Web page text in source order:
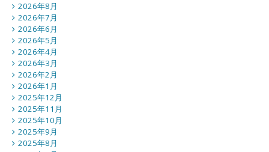
2026年8月
2026年7月
2026年6月
2026年5月
2026年4月
2026年3月
2026年2月
2026年1月
2025年12月
2025年11月
2025年10月
2025年9月
2025年8月